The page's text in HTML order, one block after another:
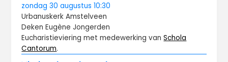
zondag 30 augustus10:30
Urbanuskerk Amstelveen
Deken Eugène Jongerden
Eucharistieviering met medewerking vanSchola
Cantorum.